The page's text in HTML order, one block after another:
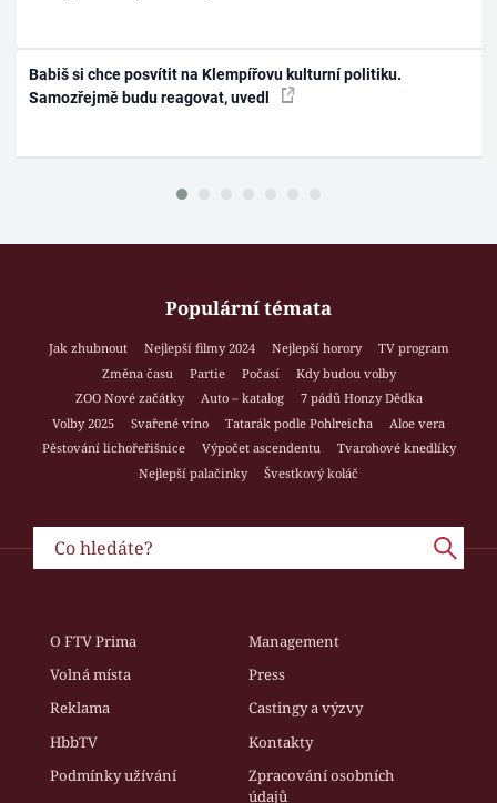
Babiš si chce posvítit na Klempířovu kulturní politiku.
Samozřejmě budu reagovat, uvedl
Populární témata
Jak zhubnout Nejlepší filmy 2024 Nejlepší horory
TV program
Změna času
Partie Počasí
Kdy budou volby
ZOO Nové začátky
Auto – katalog
7 pádů Honzy Dědka
Volby 2025
Svařené víno Tatarák podle Pohlreicha
Aloe vera
Pěstování lichořeřišnice
Výpočet ascendentu
Tvarohové knedlíky
Nejlepší palačinky
Švestkový koláč
O FTV Prima
Management
Volná místa
Press
Reklama
Castingy a výzvy
HbbTV
Kontakty
Podmínky užívání
Zpracování osobních
údajů